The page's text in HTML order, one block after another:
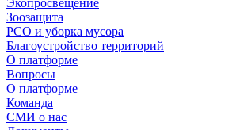
Экопросвещение
Зоозащита
РСО и уборка мусора
Благоустройство территорий
О платформе
Вопросы
О платформе
Команда
СМИ о нас